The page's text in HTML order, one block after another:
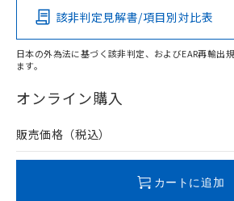
該非判定見解書/項目別対比表
日本の外為法に基づく該非判定、およびEAR再輸出
ます。
オンライン購入
販売価格（税込）
カートに追加